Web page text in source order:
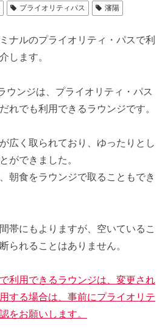
プライオリティパス 瀋陽
ナルのプライオリティ・パスで利
します。
ウンジは、プライオリティ・パス
れでも利用できるラウンジです。
広く取られており、ゆったりとし
ができました。
朝食をラウンジで取ることもでき
帯にもよりますが、空いているこ
られることはありません。
利用できるラウンジは、変更され
する場合は、事前にプライオリテ
をお願いします。